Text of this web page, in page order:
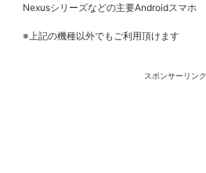
Nexusシリーズなどの主要Androidスマホ
※上記の機種以外でもご利用頂けます
スポンサーリンク